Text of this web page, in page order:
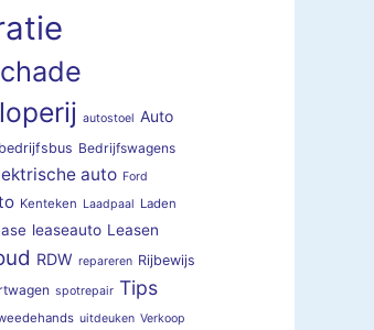
autostoel Auto
bedrijfsbus Bedrijfswagens
auto Ford
Kenteken Laadpaal Laden
leaseauto Leasen
RDW repareren Rijbewijs
spotrepair Tips
uitdeuken Verkoop